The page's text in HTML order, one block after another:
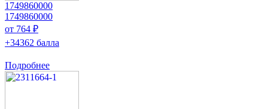
1749860000
1749860000
от 764 ₽
+34362 балла
Подробнее